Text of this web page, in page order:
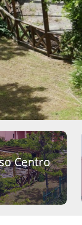
Centro